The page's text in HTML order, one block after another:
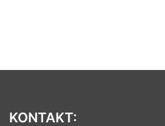
KONTAKT: